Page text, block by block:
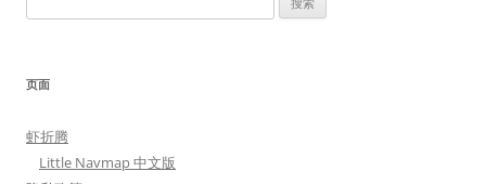
索：
页面
虾折腾
Little Navmap 中文版